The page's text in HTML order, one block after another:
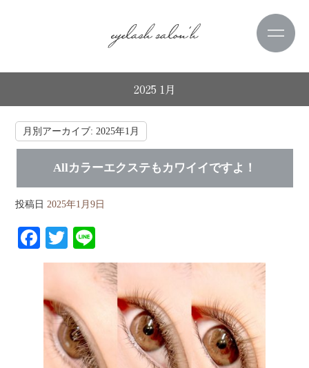
2025 1月
月別アーカイブ:2025年1月
Allカラーエクステもカワイイですよ！
投稿日 2025年1月9日
Fa
ce
bo
ok
T
wi
r
ne